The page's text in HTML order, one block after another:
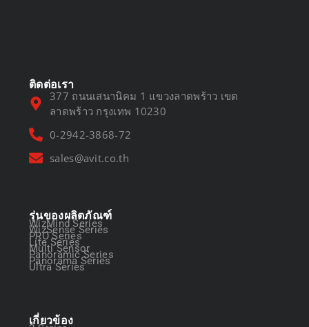
ติดต่อเรา
377 ถนนเสนานิคม 1 แขวงลาดพร้าว เขต
ลาดพร้าว กรุงเทพ 10230
0-2942-3868-72
sales@avit.co.th
รุ่นของผลิตภัณฑ์
WizMind Series
WizSense Series
PRO Series
Lite Series
Multi Sensor
Panoramic Series
Panorama Series
Ultra Series
เกี่ยวข้อง